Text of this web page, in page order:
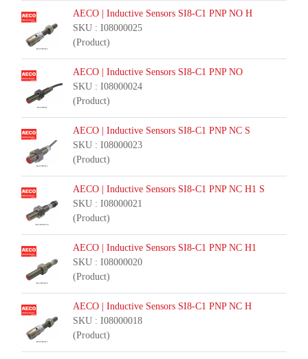
AECO | Inductive Sensors SI8-C1 PNP NO H
SKU : I08000025
(Product)
AECO | Inductive Sensors SI8-C1 PNP NO
SKU : I08000024
(Product)
AECO | Inductive Sensors SI8-C1 PNP NC S
SKU : I08000023
(Product)
AECO | Inductive Sensors SI8-C1 PNP NC H1 S
SKU : I08000021
(Product)
AECO | Inductive Sensors SI8-C1 PNP NC H1
SKU : I08000020
(Product)
AECO | Inductive Sensors SI8-C1 PNP NC H
SKU : I08000018
(Product)